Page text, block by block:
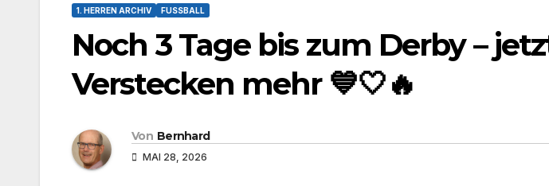
1. HERREN ARCHIV FUSSBALL
Noch 3 Tage bis zum Derby –
Verstecken mehr 💙🤍🔥
Von Bernhard
MAI 28, 2026